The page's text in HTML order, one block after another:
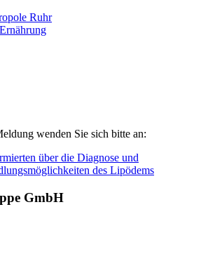
Ruhr
wenden Sie sich bitte an:
GmbH